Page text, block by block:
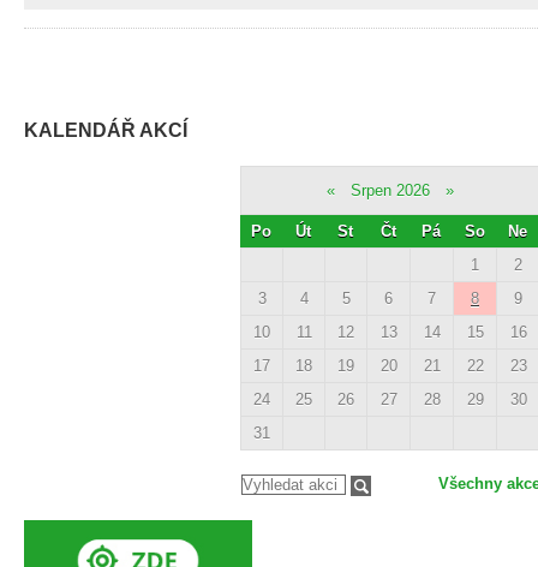
KALENDÁŘ AKCÍ
« Srpen 2026 »
Po Út St Čt Pá So
Ne
1
2
3
4 5 6 7 8
9
10
11 12 13 14 15
16
17
18 19 20 21 22
23
24
25 26 27 28 29
30
31
Všechny